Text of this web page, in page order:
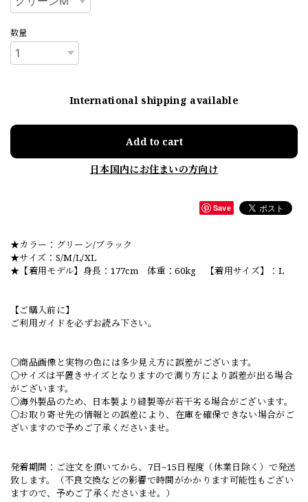
数量
International shipping available
Add to cart
日本国内にお住まいの方向け
Save
★カラー：グリーン/ブラック
★サイズ：S/M/L/XL
★【着用モデル】身長：177cm 体重：60kg 【着用サイズ】：L
【ご購入前に】
ご利用ガイドを必ずお読み下さい。
○商品画像と実物の色には多少見え方に誤差がございます。
○サイズは平置きサイズとなりますので測り方により誤差が出る場合
がございます。
○海外製品のため、日本製より縫製等が若干劣る場合がございます。
○お取り寄せ先の情報との誤差により、在庫を確保できない場合がご
ざいますので予めご了承くださいませ。
発着期間：ご注文を頂いてから、7日~15日程度（休業日除く）で発送
致します。（不良交換などの影響で時間がかかります可能性もござい
ますので、予めご了承くださいませ。）